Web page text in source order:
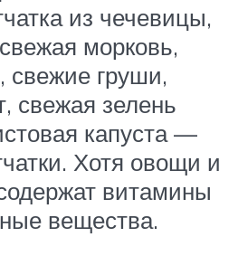
из чечевицы,
морковь,
свежие груши,
свежая зелень
капуста —
Хотя овощи и
витамины
вещества.